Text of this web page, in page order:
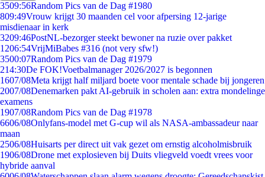
3509:56Random Pics van de Dag #1980
809:49Vrouw krijgt 30 maanden cel voor afpersing 12-jarige
misdienaar in kerk
3209:46PostNL-bezorger steekt bewoner na ruzie over pakket
1206:54VrijMiBabes #316 (not very sfw!)
3500:07Random Pics van de Dag #1979
214:30De FOK!Voetbalmanager 2026/2027 is begonnen
1607/08Meta krijgt half miljard boete voor mentale schade bij jongeren
2007/08Denemarken pakt AI-gebruik in scholen aan: extra mondelinge
examens
1907/08Random Pics van de Dag #1978
6606/08Onlyfans-model met G-cup wil als NASA-ambassadeur naar
maan
2506/08Huisarts per direct uit vak gezet om ernstig alcoholmisbruik
1906/08Drone met explosieven bij Duits vliegveld voedt vrees voor
hybride aanval